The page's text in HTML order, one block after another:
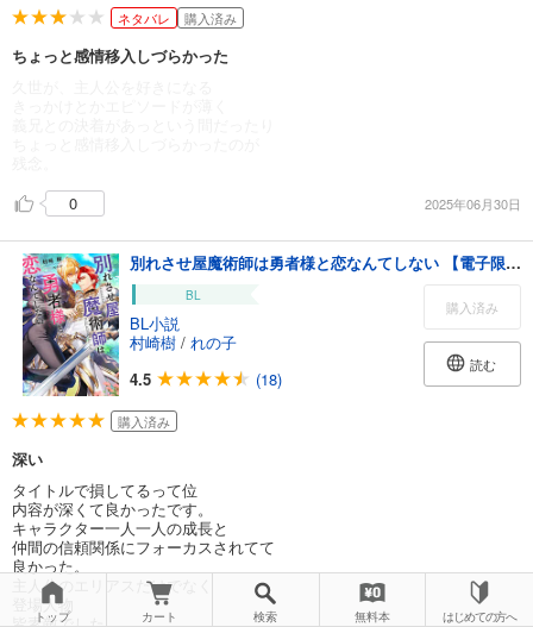
ネタバレ 購入済み
ちょっと感情移入しづらかった
0
2025年06月30日
別れさせ屋魔術師は勇者様と恋なんてしない 【電子限定おまけ付き＆イラスト収録】
BL
BL小説
村崎樹 / れの子
4.5
(18)
購入済み
読む
購入済み
深い
タイトルで損してるって位
内容が深くて良かったです。
キャラクター一人一人の成長と
仲間の信頼関係にフォーカスされてて
良かった。
主人公のエリアスだけでなく
登場人物
トップ カート 検索 無料本 はじめての方へ